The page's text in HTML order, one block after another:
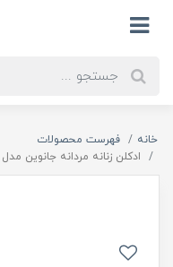
خانه
فهرست محصولات
ادكلن زنانه مردانه جانوين مدل PEACH COLLECTION | پيچ كالكشن